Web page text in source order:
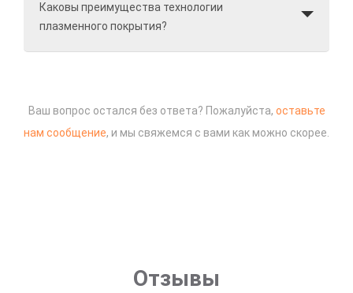
Каковы преимущества технологии
плазменного покрытия?
Ваш вопрос остался без ответа? Пожалуйста, оставьте
нам сообщение, и мы свяжемся с вами как можно скорее.
Отзывы